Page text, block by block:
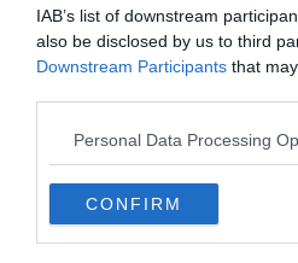
IAB’s list of downstream
also be disclosed by us to third
Downstream Participants that
Personal Data Processing
CONFIRM
amusantes y sont organisées
17h30lors d’ateliers
grands.
Chez Madame Tussauds